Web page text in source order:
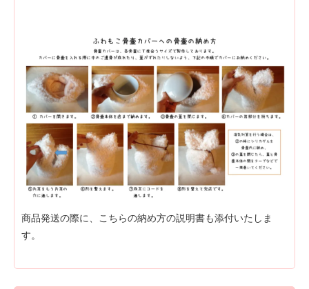
商品発送の際に、こちらの納め方の説明書も添付いたしま
す。